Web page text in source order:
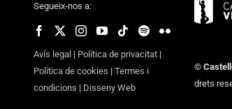
Segueix-nos a:
Avís legal | Política de privacitat |
Política de cookies | Termes i
condicions | Disseny Web
©
drets